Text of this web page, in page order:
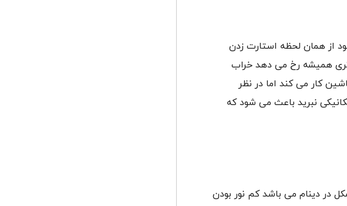
از همان لحظه استارت زدن
همیشه رخ می دهد خراب
کار می کند اما در نظر
نبرید باعث می شود که
در دینام می باشد کم نور بودن